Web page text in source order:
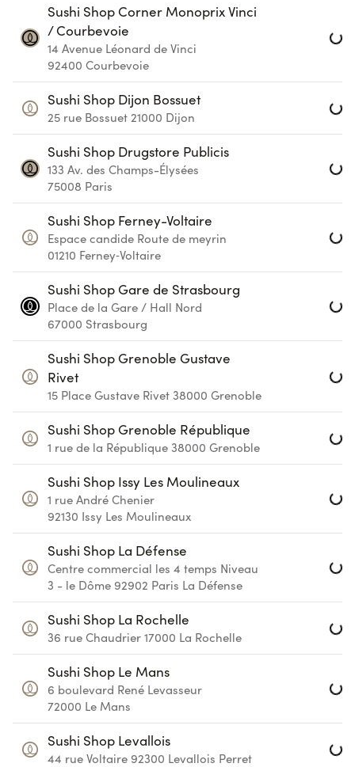
Sushi Shop Corner Monoprix Vinci
/ Courbevoie
14 Avenue Léonard de Vinci
92400 Courbevoie
Sushi Shop Dijon Bossuet
25 rue Bossuet 21000 Dijon
Sushi Shop Drugstore Publicis
133 Av. des Champs-Élysées
75008 Paris
Sushi Shop Ferney-Voltaire
Espace candide Route de meyrin
01210 Ferney‑Voltaire
Sushi Shop Gare de Strasbourg
Place de la Gare / Hall Nord
67000 Strasbourg
Sushi Shop Grenoble Gustave
Rivet
15 Place Gustave Rivet 38000 Grenoble
Sushi Shop Grenoble République
1 rue de la République 38000 Grenoble
Sushi Shop Issy Les Moulineaux
1 rue André Chenier
92130 Issy Les Moulineaux
Sushi Shop La Défense
Centre commercial les 4 temps Niveau
3 - le Dôme 92902 Paris La Défense
Sushi Shop La Rochelle
36 rue Chaudrier 17000 La Rochelle
Sushi Shop Le Mans
6 boulevard René Levasseur
72000 Le Mans
Sushi Shop Levallois
44 rue Voltaire 92300 Levallois Perret